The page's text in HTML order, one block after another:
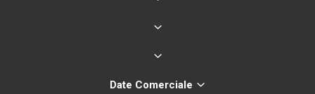
Date Comerciale